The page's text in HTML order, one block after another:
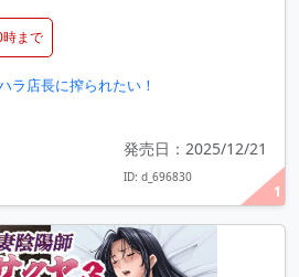
1
まで
ラ店長に搾られたい！
発売日：2025/12/21
ID: d_696830